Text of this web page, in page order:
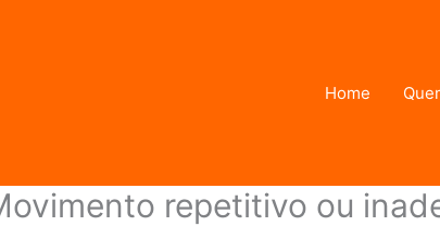
Home
repetitivo ou